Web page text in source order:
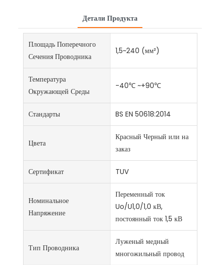
Детали Продукта
Площадь Поперечного
Сечения Проводника
1,5~240 (мм²)
Температура
Окружающей Среды
-40℃ ~+90℃
Стандарты BS EN 50618:2014
Цвета
Красный Черный или на
заказ
Сертификат TUV
Номинальное
Напряжение
Переменный ток
Uo/U1,0/1,0 кВ,
постоянный ток 1,5 кВ
Тип Проводника
Луженый медный
многожильный провод